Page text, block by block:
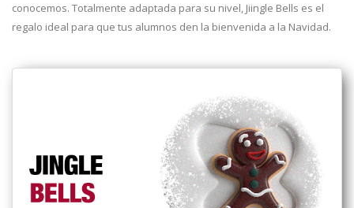
conocemos. Totalmente adaptada para su nivel, Jiingle Bells es el
regalo ideal para que tus alumnos den la bienvenida a la Navidad.